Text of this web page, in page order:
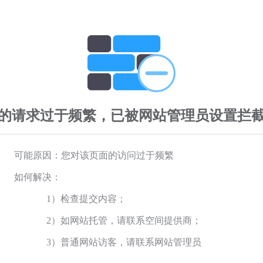
请求过于频繁，已被网站管理员设置拦
可能原因：您对该页面的访问过于频繁
如何解决：
1）检查提交内容；
2）如网站托管，请联系空间提供商；
3）普通网站访客，请联系网站管理员